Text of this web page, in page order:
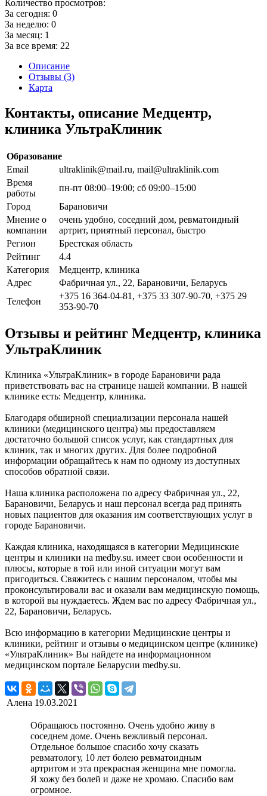
Количество просмотров:
За сегодня: 0
За неделю: 0
За месяц: 1
За все время: 22
Описание
Отзывы (3)
Карта
Контакты, описание Медцентр,
клиника УльтраКлиник
Образование
Email
ultraklinik@mail.ru, mail@ultraklinik.com
Время
работы
пн-пт 08:00–19:00; сб 09:00–15:00
Город
Барановичи
Мнение о
компании
очень удобно, соседний дом, ревматоидный
артрит, приятный персонал, быстро
Регион
Брестская область
Рейтинг
4.4
Категория
Медцентр, клиника
Адрес
Фабричная ул., 22, Барановичи, Беларусь
Телефон
+375 16 364-04-81, +375 33 307-90-70, +375 29
353-90-70
Отзывы и рейтинг Медцентр, клиника
УльтраКлиник
Клиника «УльтраКлиник» в городе Барановичи рада
приветствовать вас на странице нашей компании. В нашей
клинике есть: Медцентр, клиника.
Благодаря обширной специализации персонала нашей
клиники (медицинского центра) мы предоставляем
достаточно большой список услуг, как стандартных для
клиник, так и многих других. Для более подробной
информации обращайтесь к нам по одному из доступных
способов обратной связи.
Наша клиника расположена по адресу Фабричная ул., 22,
Барановичи, Беларусь и наш персонал всегда рад принять
новых пациентов для оказания им соответствующих услуг в
городе Барановичи.
Каждая клиника, находящаяся в категории Медицинские
центры и клиники на medby.su. имеет свои особенности и
плюсы, которые в той или иной ситуации могут вам
пригодиться. Свяжитесь с нашим персоналом, чтобы мы
проконсультировали вас и оказали вам медицинскую помощь,
в которой вы нуждаетесь. Ждем вас по адресу Фабричная ул.,
22, Барановичи, Беларусь.
Всю информацию в категории Медицинские центры и
клиники, рейтинг и отзывы о медицинском центре (клинике)
«УльтраКлиник» Вы найдете на информационном
медицинском портале Беларусии medby.su.
Алена 19.03.2021
Обращаюсь постоянно. Очень удобно живу в
соседнем доме. Очень вежливый персонал.
Отдельное большое спасибо хочу сказать
ревматологу, 10 лет болею ревматоидным
артритом и эта прекрасная женщина мне помогла.
Я хожу без болей и даже не хромаю. Спасибо вам
огромное.